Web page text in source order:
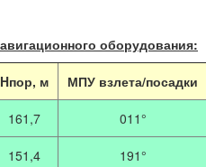
оборудования:
Hпор, м МПУ взлета/посадки
161,7 011°
151,4 191°